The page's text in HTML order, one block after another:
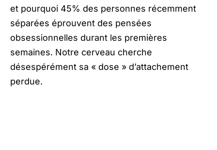
et pourquoi 45% des personnes récemment
séparées éprouvent des pensées
obsessionnelles durant les premières
semaines. Notre cerveau cherche
désespérément sa « dose » d’attachement
perdue.